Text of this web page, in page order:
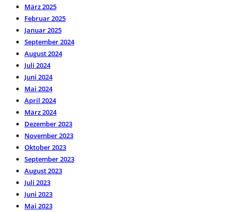
März 2025
Februar 2025
Januar 2025
September 2024
August 2024
Juli 2024
Juni 2024
Mai 2024
April 2024
März 2024
Dezember 2023
November 2023
Oktober 2023
September 2023
August 2023
Juli 2023
Juni 2023
Mai 2023